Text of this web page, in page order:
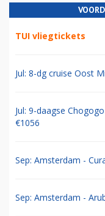
TUI vliegtickets
Jul: 8-dg cruise Oost
Jul: 9-daagse
€1056
Sep: Amsterdam -
Sep: Amsterdam -